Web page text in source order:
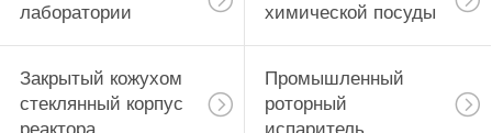
лаборатории
химической посуды
Закрытый кожухом
стеклянный корпус
Промышленный
роторный